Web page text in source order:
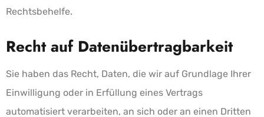
Rechtsbehelfe.
Recht auf Daten­übertrag­barkeit
Sie haben das Recht, Daten, die wir auf Grundlage Ihrer
Einwilligung oder in Erfüllung eines Vertrags
automatisiert verarbeiten, an sich oder an einen Dritten